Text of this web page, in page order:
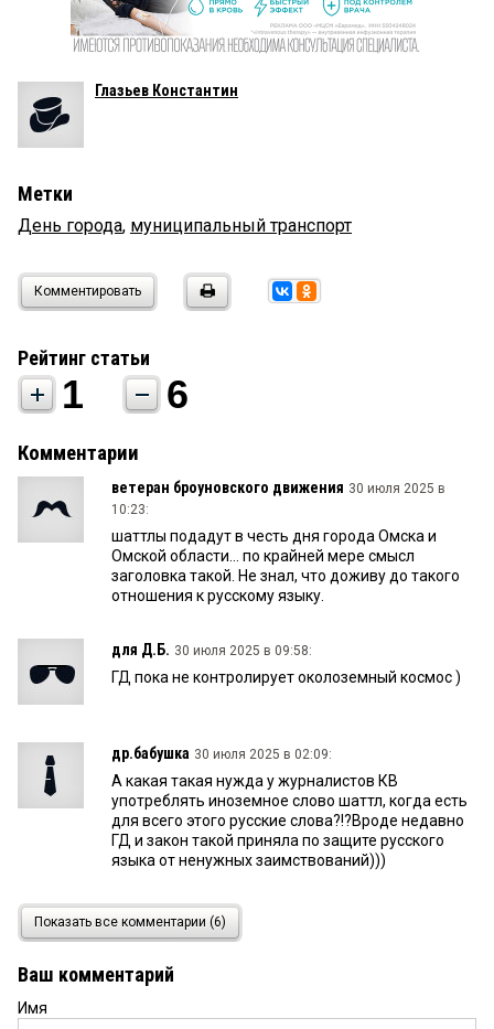
Глазьев Константин
Метки
День города, муниципальный транспорт
Комментировать
Рейтинг статьи
1 6
Комментарии
ветеран броуновского движения 30 июля 2025 в
10:23:
шаттлы подадут в честь дня города Омска и
Омской области... по крайней мере смысл
заголовка такой. Не знал, что доживу до такого
отношения к русскому языку.
для Д.Б. 30 июля 2025 в 09:58:
ГД пока не контролирует околоземный космос )
др.бабушка 30 июля 2025 в 02:09:
А какая такая нужда у журналистов КВ
употреблять иноземное слово шаттл, когда есть
для всего этого русские слова?!?Вроде недавно
ГД и закон такой приняла по защите русского
языка от ненужных заимствований)))
Цитата 30 июля 2025 в 00:44:
«В устах разомлевших туристов грубое слово
«первач» звучало нежно и заманчиво.»
Федя 29 июля 2025 в 20:46:
Показать все комментарии (6)
Ваш комментарий
Имя